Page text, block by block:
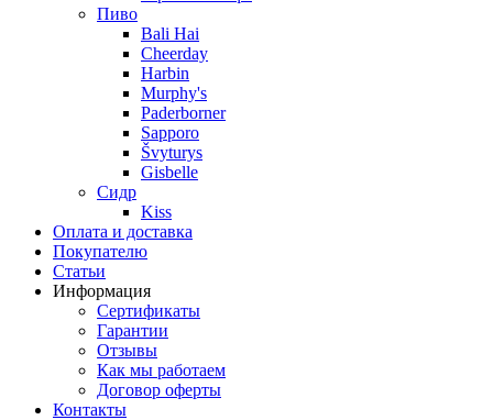
Пиво
Bali Hai
Cheerday
Harbin
Murphy's
Paderborner
Sapporo
Švyturys
Gisbelle
Сидр
Kiss
Оплата и доставка
Покупателю
Статьи
Информация
Сертификаты
Гарантии
Отзывы
Как мы работаем
Договор оферты
Контакты